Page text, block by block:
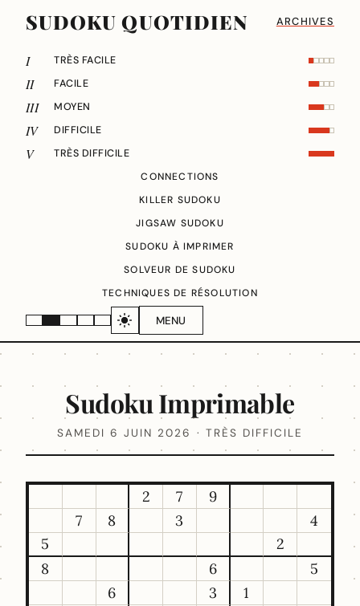
SUDOKU QUOTIDIEN ARCHIVES
MENU
I TRÈS FACILE
II FACILE
III MOYEN
IV DIFFICILE
V
TRÈS DIFFICILE
CONNECTIONS
KILLER SUDOKU
JIGSAW SUDOKU
SUDOKU À IMPRIMER
SOLVEUR DE SUDOKU
TECHNIQUES DE RÉSOLUTION
Sudoku Imprimable
SAMEDI 6 JUIN 2026 · TRÈS DIFFICILE
2 7
9
7
8 3
4
5
2
8
6
5
6
3
1